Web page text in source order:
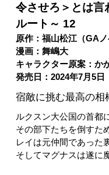
令させろ＞とは言
ルート～ 12
原作：福山松江（GA
漫画：舞嶋大
キャラクター原案：か
発売日：2024年7月5日
宿敵に挑む最高の相
ルクスン大公国の首都
その部下たちを倒すた
レイは元仲間であった
そしてマグナスは遂に